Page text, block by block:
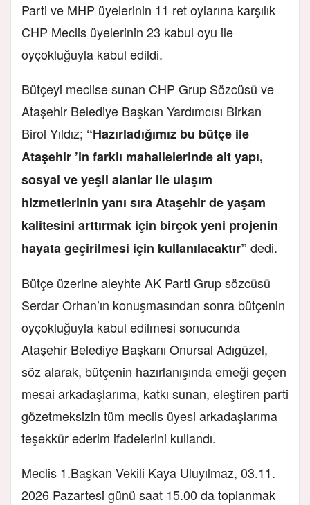
Parti ve MHP üyelerinin 11 ret oylarına karşılık
CHP Meclis üyelerinin 23 kabul oyu ile
oyçokluğuyla kabul edildi.
Bütçeyi meclise sunan CHP Grup Sözcüsü ve
Ataşehir Belediye Başkan Yardımcısı Birkan
Birol Yıldız; “Hazırladığımız bu bütçe ile
Ataşehir ’in farklı mahallelerinde alt yapı,
sosyal ve yeşil alanlar ile ulaşım
hizmetlerinin yanı sıra Ataşehir de yaşam
kalitesini arttırmak için birçok yeni projenin
hayata geçirilmesi için kullanılacaktır” dedi.
Bütçe üzerine aleyhte AK Parti Grup sözcüsü
Serdar Orhan’ın konuşmasından sonra bütçenin
oyçokluğuyla kabul edilmesi sonucunda
Ataşehir Belediye Başkanı Onursal Adıgüzel,
söz alarak, bütçenin hazırlanışında emeği geçen
mesai arkadaşlarıma, katkı sunan, eleştiren parti
gözetmeksizin tüm meclis üyesi arkadaşlarıma
teşekkür ederim ifadelerini kullandı.
Meclis 1.Başkan Vekili Kaya Uluyılmaz, 03.11.
2026 Pazartesi günü saat 15.00 da toplanmak